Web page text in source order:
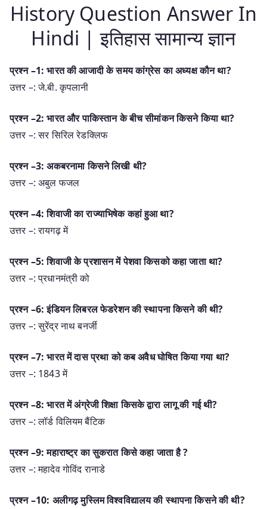
History Question Answer In
Hindi | इतिहास सामान्य ज्ञान
प्रश्न –1: भारत की आजादी के समय कांग्रेस का अध्यक्ष कौन था?
उत्तर –: जे.बी. कृपलानी
प्रश्न –2: भारत और पाकिस्तान के बीच सीमांकन किसने किया था?
उत्तर –: सर सिरिल रेडक्लिफ
प्रश्न –3: अकबरनामा किसने लिखी थी?
उत्तर –: अबुल फजल
प्रश्न –4: शिवाजी का राज्याभिषेक कहां हुआ था?
उत्तर –: रायगढ़ में
प्रश्न –5: शिवाजी के प्रशासन में पेशवा किसको कहा जाता था?
उत्तर –: प्रधानमंत्री को
प्रश्न –6: इंडियन लिबरल फेडरेशन की स्थापना किसने की थी?
उत्तर –: सुरेंद्र नाथ बनर्जी
प्रश्न –7: भारत में दास प्रथा को कब अवैध घोषित किया गया था?
उत्तर –: 1843 में
प्रश्न –8: भारत में अंग्रेजी शिक्षा किसके द्वारा लागू की गई थी?
उत्तर –: लॉर्ड विलियम बैंटिक
प्रश्न –9: महाराष्ट्र का सुकरात किसे कहा जाता है ?
उत्तर –: महादेव गोविंद रानाडे
प्रश्न –10: अलीगढ़ मुस्लिम विश्वविद्यालय की स्थापना किसने की थी?